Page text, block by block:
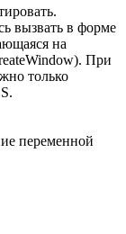
вызвать в форме
на
При
только
переменной